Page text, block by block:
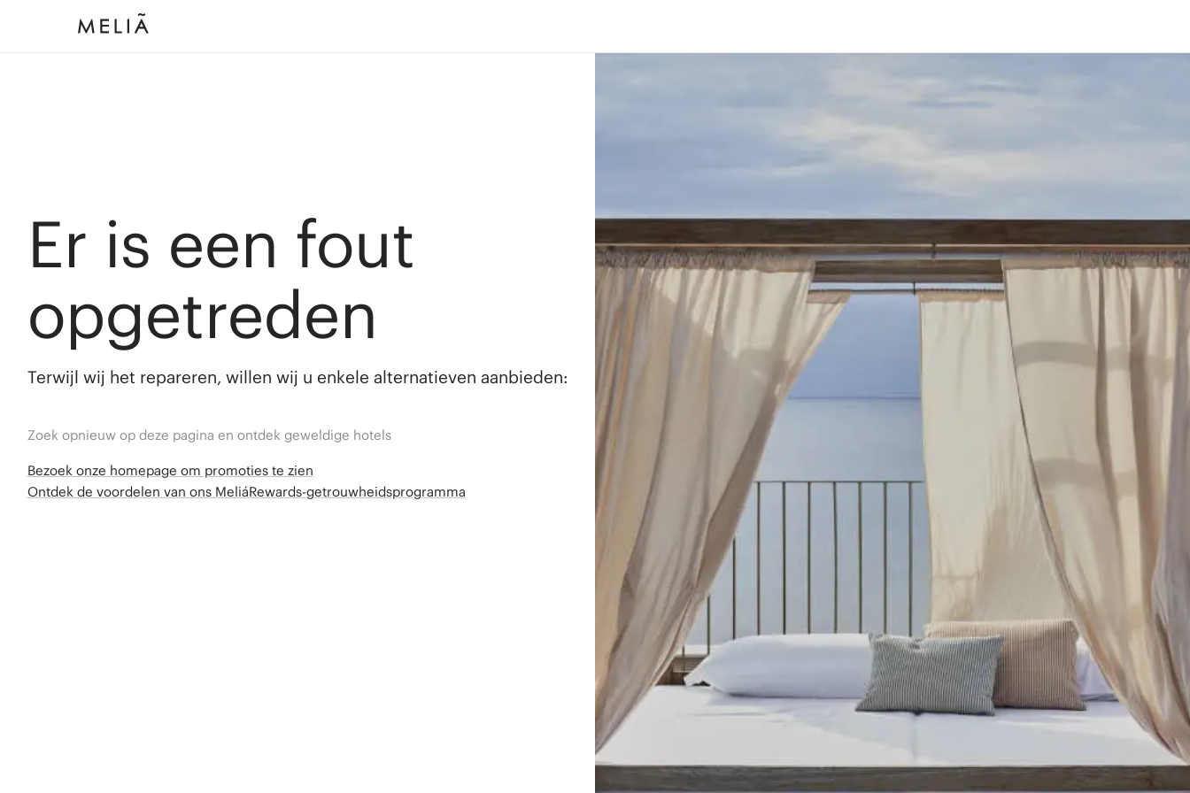
Er is een fout
opgetreden
Terwijl wij het repareren, willen wij u enkele alternatieven aanbieden:
Zoek opnieuw op deze pagina en ontdek geweldige hotels
Bezoek onze homepage om promoties te zien
Ontdek de voordelen van ons MeliáRewards-getrouwheidsprogramma